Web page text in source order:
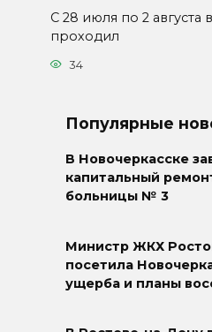
С 28 июля по 2 августа
проходил
34
Популярные
В Новочеркасске
капитальный
больницы № 3
Министр ЖКХ
посетила
ущерба и планы